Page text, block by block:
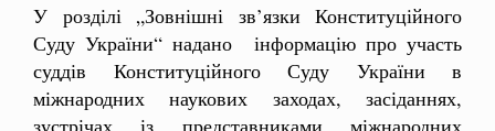
У розділі „Зовнішні зв’язки Конституційного
Суду України“ надано інформацію про участь
суддів Конституційного Суду України в
міжнародних наукових заходах, засіданнях,
зустрічах із представниками міжнародних